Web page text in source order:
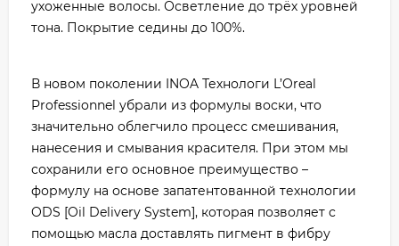
ухоженные волосы. Осветление до трёх уровней
тона. Покрытие седины до 100%.
В новом поколении INOA Технологи L’Oreal
Professionnel убрали из формулы воски, что
значительно облегчило процесс смешивания,
нанесения и смывания красителя. При этом мы
сохранили его основное преимущество –
формулу на основе запатентованной технологии
ODS [Oil Delivery System], которая позволяет с
помощью масла доставлять пигмент в фибру